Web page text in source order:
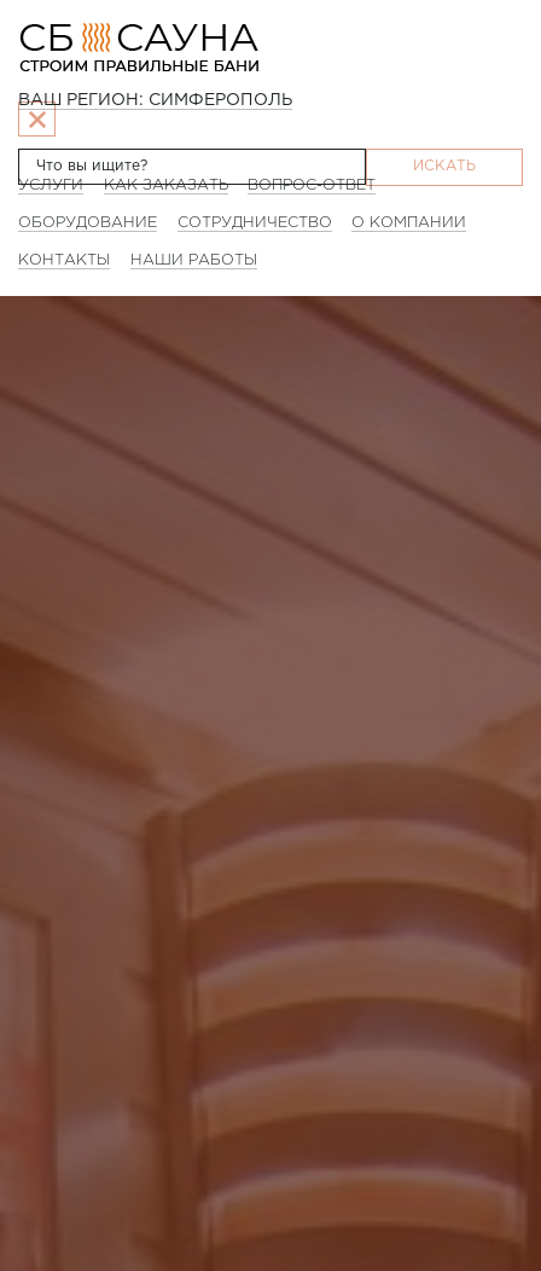
ИСКАТЬ
ВАШ РЕГИОН: СИМФЕРОПОЛЬ
УСЛУГИ КАК ЗАКАЗАТЬ ВОПРОС-ОТВЕТ
ОБОРУДОВАНИЕ СОТРУДНИЧЕСТВО О КОМПАНИИ
КОНТАКТЫ НАШИ РАБОТЫ